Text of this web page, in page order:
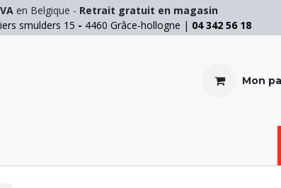
en Belgique - Retrait gratuit en magasin
smulders 15 - 4460 Grâce-hollogne | 04 342 56 18
Mon